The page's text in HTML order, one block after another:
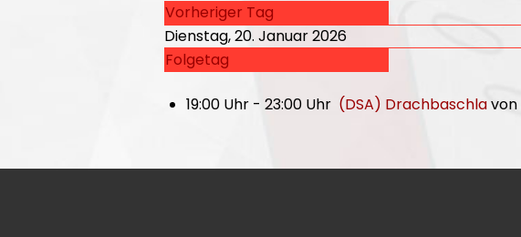
Vorheriger Tag
Dienstag, 20. Januar 2026
Folgetag
19:00 Uhr - 23:00 Uhr (DSA) Drachbaschlavon